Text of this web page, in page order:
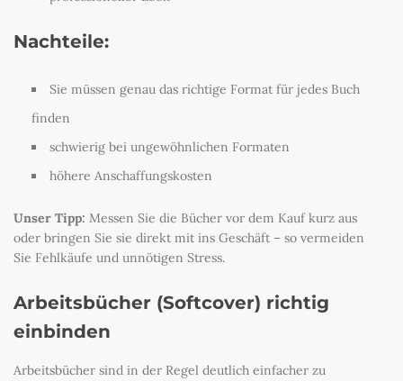
Nachteile:
Sie müssen genau das richtige Format für jedes Buch
finden
schwierig bei ungewöhnlichen Formaten
höhere Anschaffungskosten
Unser Tipp: Messen Sie die Bücher vor dem Kauf kurz aus
oder bringen Sie sie direkt mit ins Geschäft – so vermeiden
Sie Fehlkäufe und unnötigen Stress.
Arbeitsbücher (Softcover) richtig
einbinden
Arbeitsbücher sind in der Regel deutlich einfacher zu